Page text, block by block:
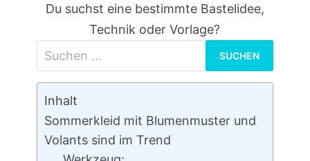
Du suchst eine bestimmte Bastelidee,
Technik oder Vorlage?
nach:
Inhalt
Sommerkleid mit Blumenmuster und
Volants sind im Trend